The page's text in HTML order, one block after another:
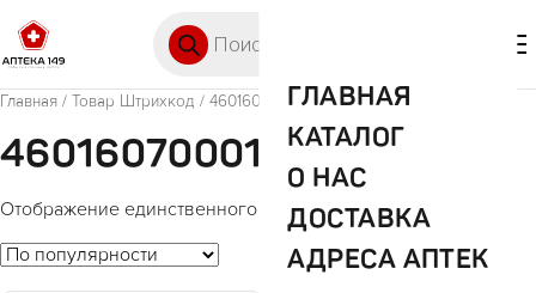
ГЛАВНАЯ
КАТАЛОГ
О НАС
ДОСТАВКА
АДРЕСА АПТЕК
Главная / Товар Штрихкод / 4601607000194
4601607000194
Отображение единственного товара